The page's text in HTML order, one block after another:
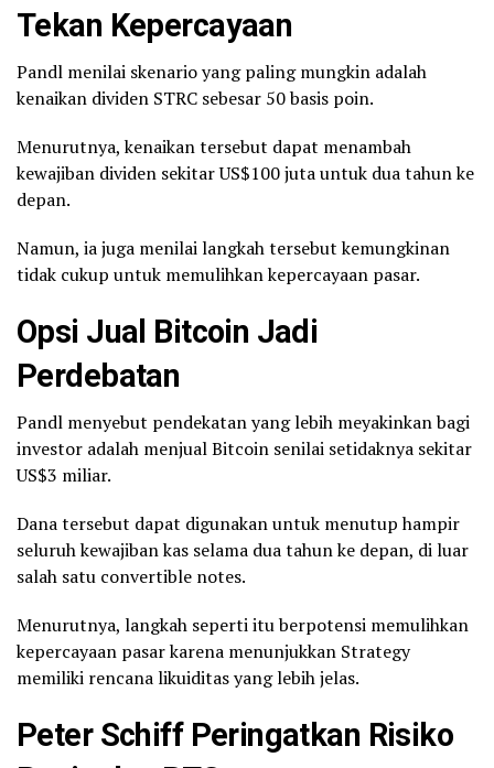
Tekan Kepercayaan
Pandl menilai skenario yang paling mungkin adalah
kenaikan dividen STRC sebesar 50 basis poin.
Menurutnya, kenaikan tersebut dapat menambah
kewajiban dividen sekitar US$100 juta untuk dua tahun ke
depan.
Namun, ia juga menilai langkah tersebut kemungkinan
tidak cukup untuk memulihkan kepercayaan pasar.
Opsi Jual Bitcoin Jadi
Perdebatan
Pandl menyebut pendekatan yang lebih meyakinkan bagi
investor adalah menjual Bitcoin senilai setidaknya sekitar
US$3 miliar.
Dana tersebut dapat digunakan untuk menutup hampir
seluruh kewajiban kas selama dua tahun ke depan, di luar
salah satu convertible notes.
Menurutnya, langkah seperti itu berpotensi memulihkan
kepercayaan pasar karena menunjukkan Strategy
memiliki rencana likuiditas yang lebih jelas.
Peter Schiff Peringatkan Risiko